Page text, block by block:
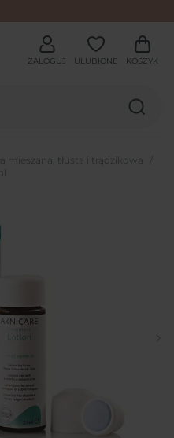
ZALOGUJ ULUBIONE KOSZYK
mieszana, tłusta i trądzikowa